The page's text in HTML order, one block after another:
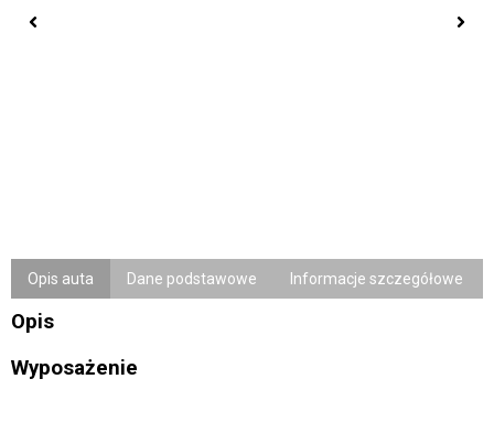
Opis auta Dane podstawowe Informacje szczegółowe
Opis
Wyposażenie